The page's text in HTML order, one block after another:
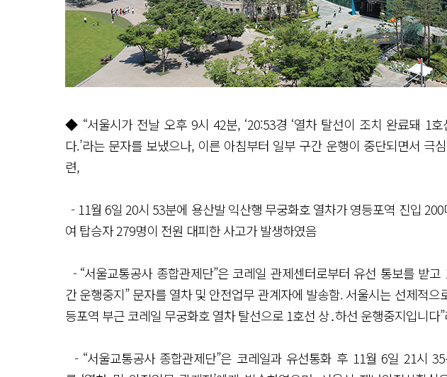
◆ “서울시가 전날 오후 9시 42분, ‘20:53경 ‘열차 탈선이 조치 완료돼 1
다.’라는 문자를 보냈으나, 이른 아침부터 일부 구간 운행이 중단되면서 극
련,
- 11월 6일 20시 53분에 용산발 익산행 무궁화호 열차가 영등포역 진입
여 탑승자 279명이 전원 대피한 사고가 발생하였음
- “서울교통공사 종합관제단”은 코레일 관제센터로부터 유선 통보를 받
간 운행중지” 문자를 열차 및 안전업무 관계자에 발송함. 서울시는 선제적으
등포역 부근 코레일 무궁화호 열차 탈선으로 1호선 상․하선 운행중지입니다
- “서울교통공사 종합관제단”은 코레일과 유선통화 후 11월 6일 21시